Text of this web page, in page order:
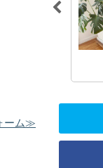
ーム≫